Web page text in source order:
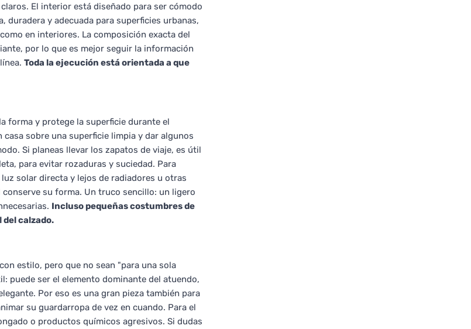
El interior está diseñado para ser cómodo
duradera y adecuada para superficies urbanas,
en interiores. La composición exacta del
por lo que es mejor seguir la información
Toda la ejecución está orientada a que
forma y protege la superficie durante el
sobre una superficie limpia y dar algunos
Si planeas llevar los zapatos de viaje, es útil
para evitar rozaduras y suciedad. Para
solar directa y lejos de radiadores u otras
su forma. Un truco sencillo: un ligero
Incluso pequeñas costumbres de
calzado.
estilo, pero que no sean "para una sola
puede ser el elemento dominante del atuendo,
Por eso es una gran pieza también para
su guardarropa de vez en cuando. Para el
o productos químicos agresivos. Si dudas